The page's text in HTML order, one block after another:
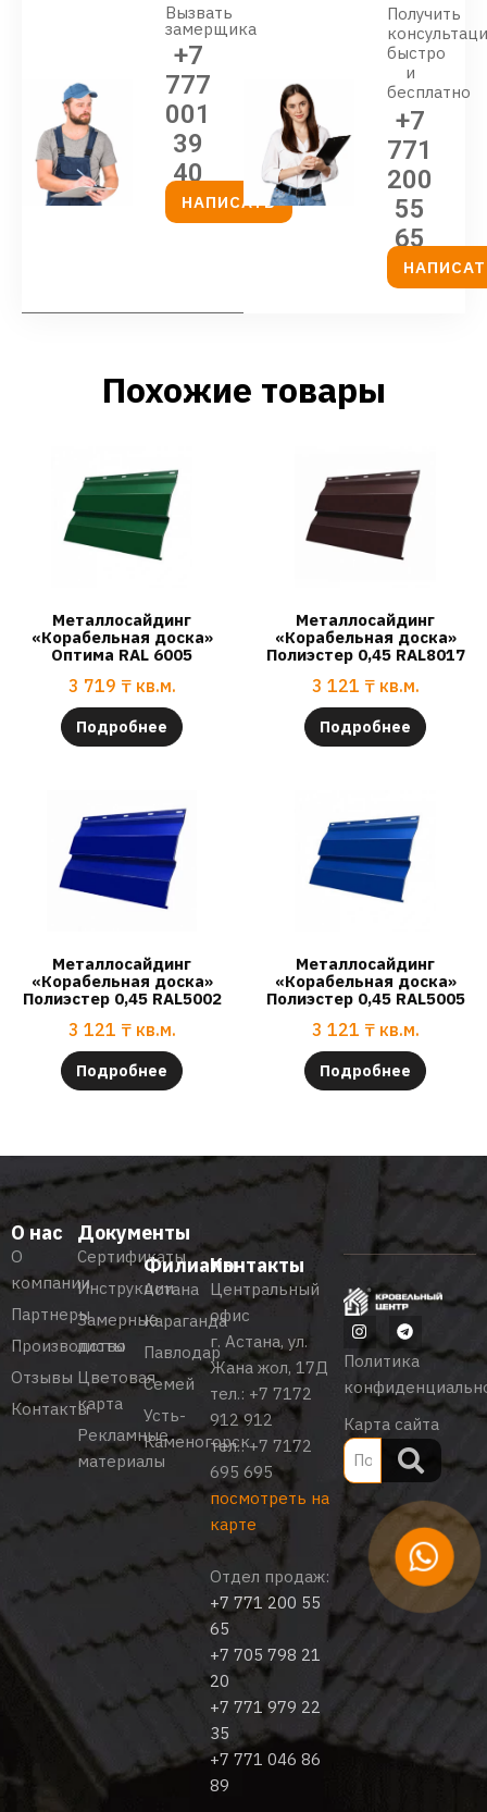
Вызвать
замерщика
+7
777
001
39
40
НАПИСАТЬ
Получить
быстро
и
бесплатно
+7
771
200
55
65
Похожие товары
Металлосайдинг
«Корабельная доска»
Оптима RAL 6005
3 719 ₸ кв.м.
Подробнее
Металлосайдинг
«Корабельная доска»
Полиэстер 0,45 RAL8017
3 121 ₸ кв.м.
Подробнее
Металлосайдинг
«Корабельная доска»
Полиэстер 0,45 RAL5002
3 121 ₸ кв.м.
Подробнее
Металлосайдинг
«Корабельная доска»
Полиэстер 0,45 RAL5005
3 121 ₸ кв.м.
Подробнее
О нас
О
компании
Партнеры
Производство
Отзывы
Контакты
Документы
Сертификаты
Инструкции
Замерные
листы
Цветовая
карта
Рекламные
материалы
Филиалы
Астана
Караганда
Павлодар
Семей
Усть-
Каменогорск
Контакты
Центральный
офис
г. Астана, ул.
Жана жол, 17Д
тел.: +7 7172
912 912
тел.:+7 7172
695 695
посмотреть на
карте
Отдел продаж:
+7 771 200 55
65
+7 705 798 21
20
+7 771 979 22
35
+7 771 046 86
89
Политика
Карта сайта